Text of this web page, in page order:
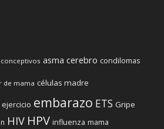
asma cerebro condilomas
de mama células madre
ejercicio embarazo ETS Gripe
HIV HPV influenza mama